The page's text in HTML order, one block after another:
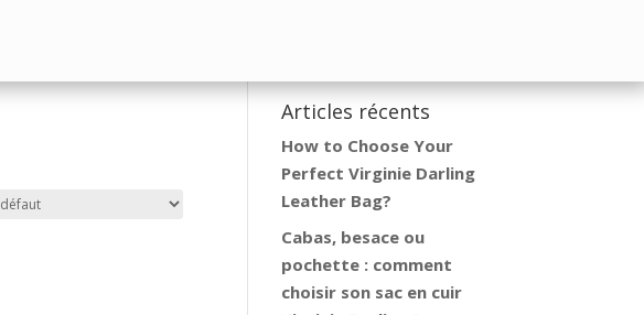
Articles récents
How to Choose Your
Perfect Virginie Darling
Leather Bag?
Cabas, besace ou
pochette : comment
choisir son sac en cuir